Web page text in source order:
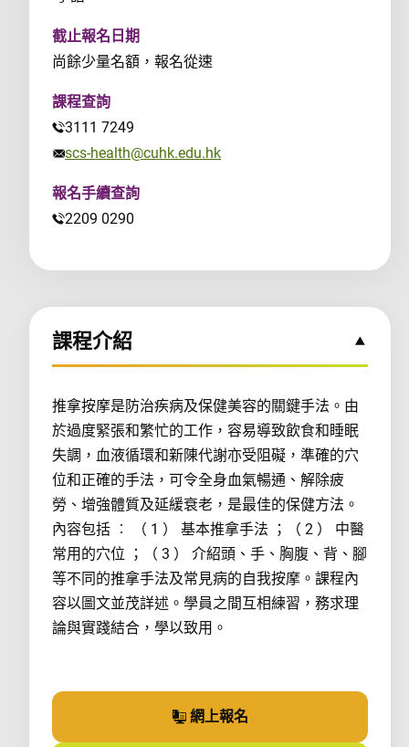
截止報名日期
尚餘少量名額，報名從速
課程查詢
3111 7249
scs-health@cuhk.edu.hk
報名手續查詢
2209 0290
課程介紹
推拿按摩是防治疾病及保健美容的關鍵手法。由
於過度緊張和繁忙的工作，容易導致飲食和睡眠
失調，血液循環和新陳代謝亦受阻礙，準確的穴
位和正確的手法，可令全身血氣暢通、解除疲
勞、增強體質及延緩衰老，是最佳的保健方法。
內容包括 ︰ （ 1 ） 基本推拿手法 ；（ 2 ） 中醫
常用的穴位 ；（ 3 ） 介紹頭、手、胸腹、背、腳
等不同的推拿手法及常見病的自我按摩。課程內
容以圖文並茂詳述。學員之間互相練習，務求理
論與實踐結合，學以致用。
網上報名